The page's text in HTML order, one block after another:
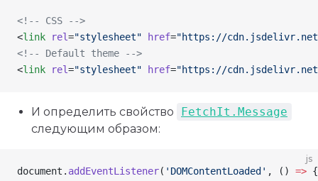
<!-- CSS -->
<link rel="stylesheet" href="https://
<!-- Default theme -->
<link rel="stylesheet" href="https://cdn.jsdelivr.net/
И определить свойство
FetchIt.Message
следующим образом:
js
document . addEventListener( 'DOMContentLoaded' , () => {